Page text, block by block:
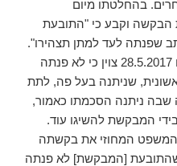
אחרים. בהחלטתו מיום
את הבקשה וקבע כי "התובעת
שפנתה לעד למתן תצהירו".
בהודעה שהגישה המבקשת ביום 28.5.2017 צוין כי לא פנתה
שניתנה בעל פה, לתת
שבה ניתנה הסכמתו כאמור,
המבקשת להשיגו עוד.
המשפט המחוזי את בקשתה
שהתובעת [המבקשת] לא פנתה